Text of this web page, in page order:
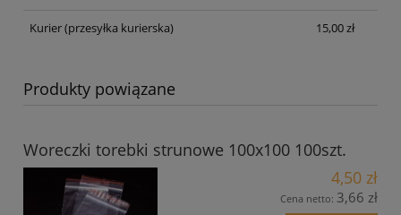
Kurier(przesyłka kurierska) 15,00 zł
Produkty powiązane
Woreczki torebki strunowe 100x100 100szt.
4,50 zł
Cena netto: 3,66 zł